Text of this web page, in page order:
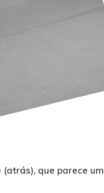
que parece